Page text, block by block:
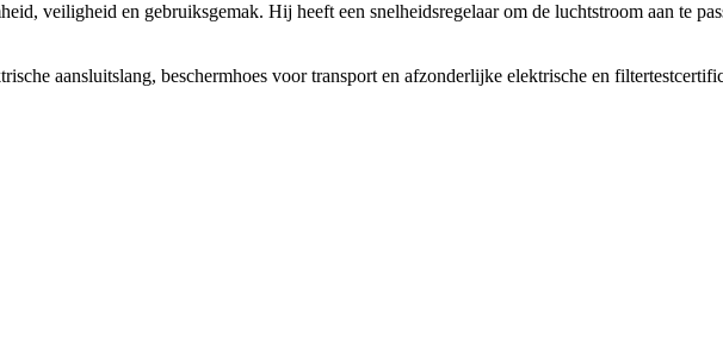
veiligheid en gebruiksgemak. Hij heeft een snelheidsregelaar om de luchtstroom aan te
aansluitslang, beschermhoes voor transport en afzonderlijke elektrische en